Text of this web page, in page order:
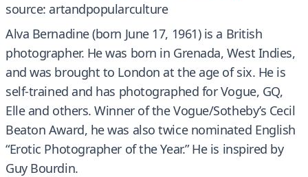
source: artandpopularculture
Alva Bernadine (born June 17, 1961) is a British
photographer. He was born in Grenada, West Indies,
and was brought to London at the age of six. He is
self-trained and has photographed for Vogue, GQ,
Elle and others. Winner of the Vogue/Sotheby’s Cecil
Beaton Award, he was also twice nominated English
“Erotic Photographer of the Year.” He is inspired by
Guy Bourdin.